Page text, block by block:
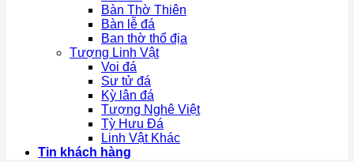
Bàn Thờ Thiên
Bàn lễ đá
Ban thờ thổ địa
Tượng Linh Vật
Voi đá
Sư tử đá
Kỳ lân đá
Tượng Nghê Việt
Tỳ Hưu Đá
Linh Vật Khác
Tin khách hàng